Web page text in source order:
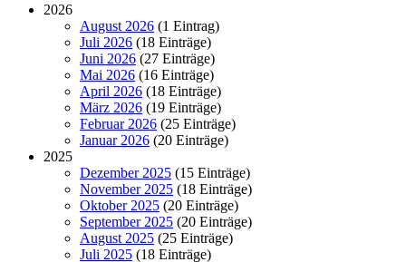
2026
August 2026 (1 Eintrag)
Juli 2026 (18 Einträge)
Juni 2026 (27 Einträge)
Mai 2026 (16 Einträge)
April 2026 (18 Einträge)
März 2026 (19 Einträge)
Februar 2026 (25 Einträge)
Januar 2026 (20 Einträge)
2025
Dezember 2025 (15 Einträge)
November 2025 (18 Einträge)
Oktober 2025 (20 Einträge)
September 2025 (20 Einträge)
August 2025 (25 Einträge)
Juli 2025 (18 Einträge)